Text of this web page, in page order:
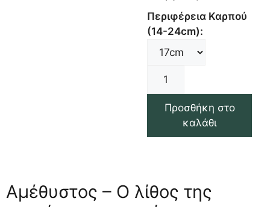
Περιφέρεια Καρπού
(14-24cm):
Προσθήκη στο
καλάθι
Αμέθυστος – Ο λίθος της